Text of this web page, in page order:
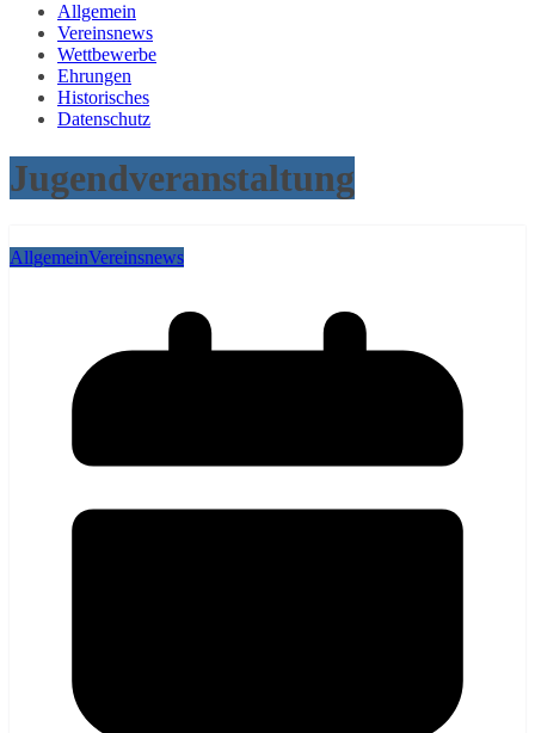
Allgemein
Vereinsnews
Wettbewerbe
Ehrungen
Historisches
Datenschutz
Jugendveranstaltung
AllgemeinVereinsnews